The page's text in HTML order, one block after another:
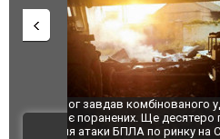
За 2000 кілометрів від
Єкатеринбурзі після атаки
склад Wildberries. ФОТО.